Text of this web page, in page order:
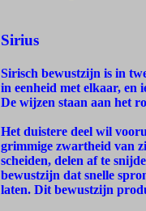
Sirius
Sirisch bewustzijn is in
in eenheid met elkaar, en
De wijzen staan aan het
Het duistere deel wil
grimmige zwartheid van
scheiden, delen af te
bewustzijn dat snelle
laten. Dit bewustzijn